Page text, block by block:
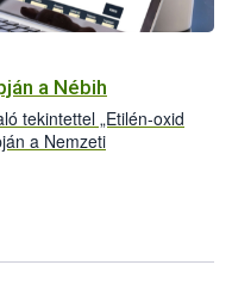
a Nébih
tekintettel „Etilén-oxid
a Nemzeti
A folyamatosan
forgalomba hozott
etilén-oxiddal